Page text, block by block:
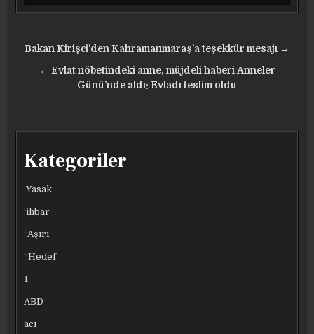
Yazı
gezinmesi
Bakan Kirişci’den Kahramanmaraş’a teşekkür mesajı →
← Evlat nöbetindeki anne, müjdeli haberi Anneler
Günü’nde aldı: Evladı teslim oldu
Kategoriler
Yasak
‘ihbar
“Aşırı
“Hedef
1
ABD
acı